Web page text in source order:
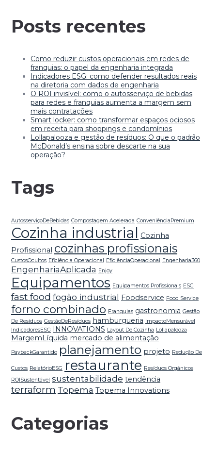
Posts recentes
Como reduzir custos operacionais em redes de
franquias: o papel da engenharia integrada
Indicadores ESG: como defender resultados reais
na diretoria com dados de engenharia
O ROI invisível: como o autosserviço de bebidas
para redes e franquias aumenta a margem sem
mais contratações
Smart locker: como transformar espaços ociosos
em receita para shoppings e condomínios
Lollapalooza e gestão de resíduos: O que o padrão
McDonald’s ensina sobre descarte na sua
operação?
Tags
AutosserviçoDeBebidas Compostagem Acelerada ConveniênciaPremium
Cozinha industrial Cozinha
Profissional cozinhas profissionais
CustosOcultos Eficiência Operacional EficiênciaOperacional Engenharia360
EngenhariaAplicada Enjoy
Equipamentos Equipamentos Profissionais ESG
fast food fogão industrial Foodservice Food Service
forno combinado Franquias gastronomia Gestão
De Resíduos GestãoDeResíduos hamburgueria
ImpactoMensurável
IndicadoresESG
INNOVATIONS Layout De Cozinha Lollapalooza
MargemLíquida mercado de alimentação
PaybackGarantido planejamento projeto Redução De
Custos RelatórioESG restaurante Resíduos Orgânicos
ROISustentável sustentabilidade tendência
terraform Topema Topema Innovations
Categorias